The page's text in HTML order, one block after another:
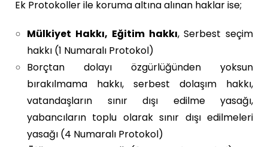
Ek Protokoller ile koruma altına alınan haklar ise;
Mülkiyet Hakkı, Eğitim hakkı, Serbest seçim
hakkı (1 Numaralı Protokol)
Borçtan dolayı özgürlüğünden yoksun
bırakılmama hakkı, serbest dolaşım hakkı,
vatandaşların sınır dışı edilme yasağı,
yabancıların toplu olarak sınır dışı edilmeleri
yasağı (4 Numaralı Protokol)